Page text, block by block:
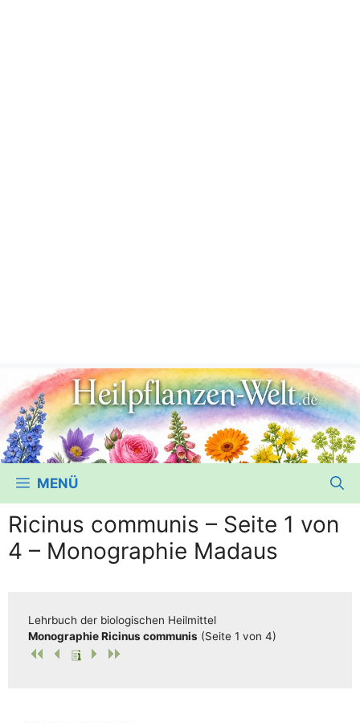
MENÜ
Ricinus communis – Seite 1 von
4 – Monographie Madaus
Lehr­buch der bio­lo­gi­schen Heilmittel
Mono­gra­phie Rici­nus com­mu­nis (Sei­te 1 von 4)